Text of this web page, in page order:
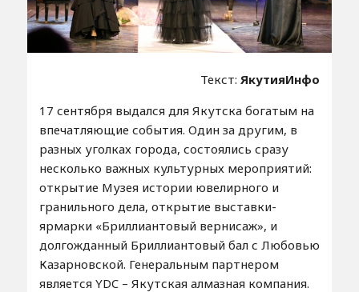
Текст: ЯкутияИнфо
17 сентября выдался для Якутска богатым на
впечатляющие события. Один за другим, в
разных уголках города, состоялись сразу
несколько важных культурных мероприятий:
открытие Музея истории ювелирного и
гранильного дела, открытие выставки-
ярмарки «Бриллиантовый вернисаж», и
долгожданный Бриллиантовый бал с Любовью
Казарновской. Генеральным партнером
является YDC – Якутская алмазная компания.